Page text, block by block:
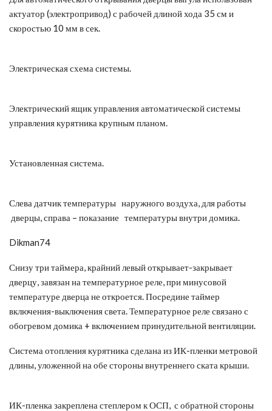
актуатор (электропривод) с рабочей длиной хода 35 см и
скоростью 10 мм в сек.
Электрическая схема системы.
Электрический ящик управления автоматической системы
управления курятника крупным планом.
Установленная система.
Слева датчик температуры наружного воздуха, для работы
дверцы, справа – показание температуры внутри домика.
Dikman74
Снизу три таймера, крайний левый открывает-закрывает
дверцу, завязан на температурное реле, при минусовой
температуре дверца не откроется. Посредине таймер
включения-выключения света. Температурное реле связано с
обогревом домика + включением принудительной вентиляции.
Система отопления курятника сделана из ИК-пленки метровой
длины, уложенной на обе стороны внутреннего ската крыши.
ИК-пленка закреплена степлером к ОСП, с обратной стороны